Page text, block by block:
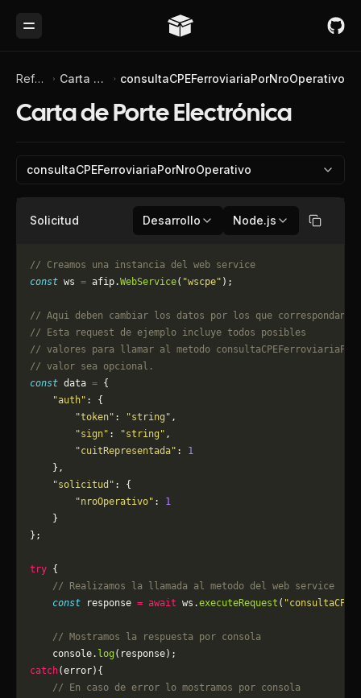
Toggle Menu
Referencia de API Carta de Porte Electrónica consultaCPEFerroviariaPorNroOperativo
Carta de Porte Electrónica
consultaCPEFerroviariaPorNroOperativo
Solicitud Desarrollo Node.js Copiar
// Creamos una instancia del web service
const ws = afip.WebService( "wscpe" );
// Aqui deben cambiar los datos por los que correspondan.
// Esta request de ejemplo incluye todos posibles
// valores para llamar al metodo
// valor sea opcional.
const data = {
    "auth"
: {
        "token"
: "string" ,
        "sign"
: "string" ,
        "cuitRepresentada"
: 1
    },
    "solicitud"
: {
        "nroOperativo"
: 1
    }
};
try {
    // Realizamos la llamada al metodo del web service
    const
response = await ws.executeRequest (
    // Mostramos la respuesta por consola
    console.
log (response);
catch(error){
    // En caso de error lo mostramos por consola